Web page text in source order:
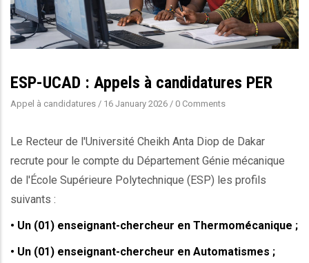
ESP-UCAD : Appels à candidatures PER
Appel à candidatures / 16 January 2026 / 0 Comments
Le Recteur de l'Université Cheikh Anta Diop de Dakar
recrute pour le compte du Département Génie mécanique
de l'École Supérieure Polytechnique (ESP) les profils
suivants :
• Un (01) enseignant-chercheur en Thermomécanique ;
• Un (01) enseignant-chercheur en Automatismes ;